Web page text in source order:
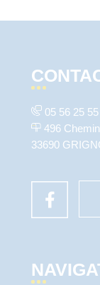
05 56 25
496
33690